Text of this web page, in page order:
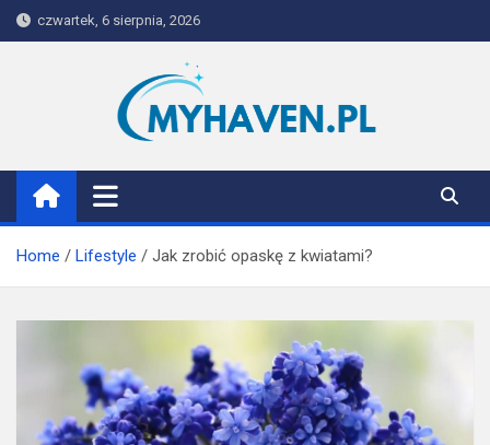
Skip
to
czwartek, 6 sierpnia, 2026
Myhaven
Home Lifestyle Jak zrobić opaskę z kwiatami?